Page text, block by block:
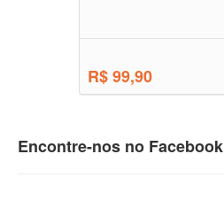
R$ 99,90
Encontre-nos no Facebook